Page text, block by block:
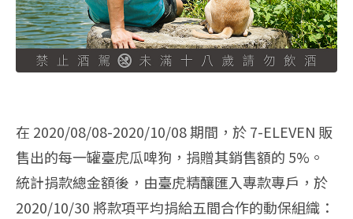
在 2020/08/08-2020/10/08 期間，於 7-ELEVEN 販
售出的每一罐臺虎瓜啤狗，捐贈其銷售額的 5%。
統計捐款總金額後，由臺虎精釀匯入專款專戶，於
2020/10/30 將款項平均捐給五間合作的動保組織：